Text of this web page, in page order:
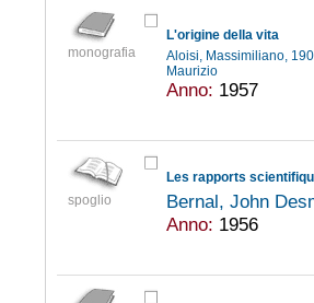
monografia
L'origine della vita
Aloisi, Massimiliano,
Maurizio
Anno: 1957
spoglio
Bernal, John
Anno: 1956